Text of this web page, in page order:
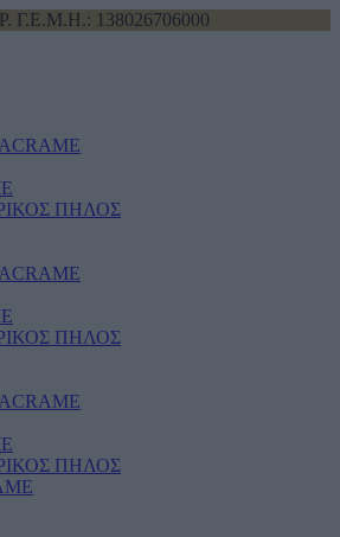
Γ.Ε.Μ.Η.: 138026706000
ΠΗΛΟΣ
ΠΗΛΟΣ
ΠΗΛΟΣ